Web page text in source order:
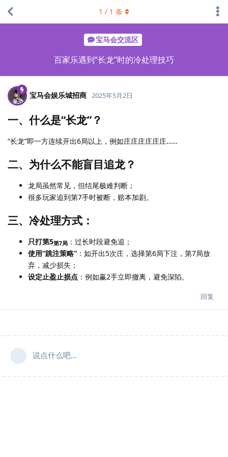
宝马会交流区
百家乐遇到“长龙”时的冷处理技巧
1 / 1 条
宝马会娱乐城招商 2025年5月2日
一、什么是“长龙”？
“长龙”即一方连续开出6局以上，例如庄庄庄庄庄庄……
二、为什么不能盲目追龙？
龙局虽然常见，但结尾极难判断；
很多玩家追到第7手时被断，赔本加剧。
三、冷处理方式：
只打第5第7局 ：过长时段避免追；
使用“跳注策略” ：如开出5次庄，选择第6局下注，第7局放
弃，减少损失；
设定止盈止损点 ：例如赢2手立即撤离，避免深陷。
回复
说点什么吧...